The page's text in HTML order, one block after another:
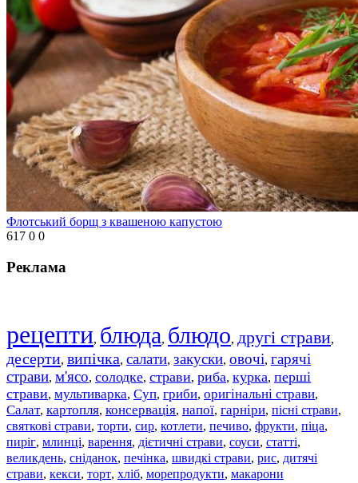
Флотський борщ з квашеною капустою
617 0 0
Реклама
рецепти, блюда, блюдо, другі страви,
десерти, випічка, салати, закуски, овочі, гарячі
страви, м'ясо, солодке, страви, риба, курка, перші
страви, мультиварка, Суп, гриби, оригінальні страви,
Салат, картопля, консервація, напої, гарніри, пісні страви,
святкові страви, торти, сир, котлети, печиво, фрукти, піца,
пиріг, млинці, варення, дієтичні страви, соуси, статті,
великдень, сніданок, печінка, швидкі страви, рис, дитячі
страви, кекси, торт, хліб, морепродукти, макарони